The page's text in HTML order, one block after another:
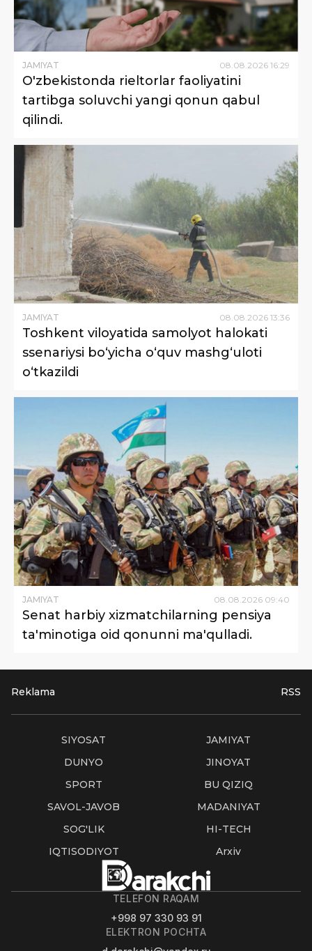
JAMIYAT 08 08 2026 16:29
O'zbekistonda rieltorlar faoliyatini
tartibga soluvchi yangi qonun qabul
qilindi.
JAMIYAT 08.08.2026 13:36
Toshkent viloyatida samolyot halokati
ssenariysi bo‘yicha o‘quv mashg‘uloti
o‘tkazildi
JAMIYAT 08 08 2026 09:40
Senat harbiy xizmatchilarning pensiya
ta'minotiga oid qonunni ma'qulladi.
Reklama RSS
SIYOSAT
JAMIYAT
DUNYO
JINOYAT
SPORT
BU QIZIQ
SAVOL-JAVOB
MADANIYAT
SOG'LIK
HI-TECH
IQTISODIYOT
Arxiv
TELEFON RAQAM
+998 97 330 93 91
ELEKTRON POCHTA